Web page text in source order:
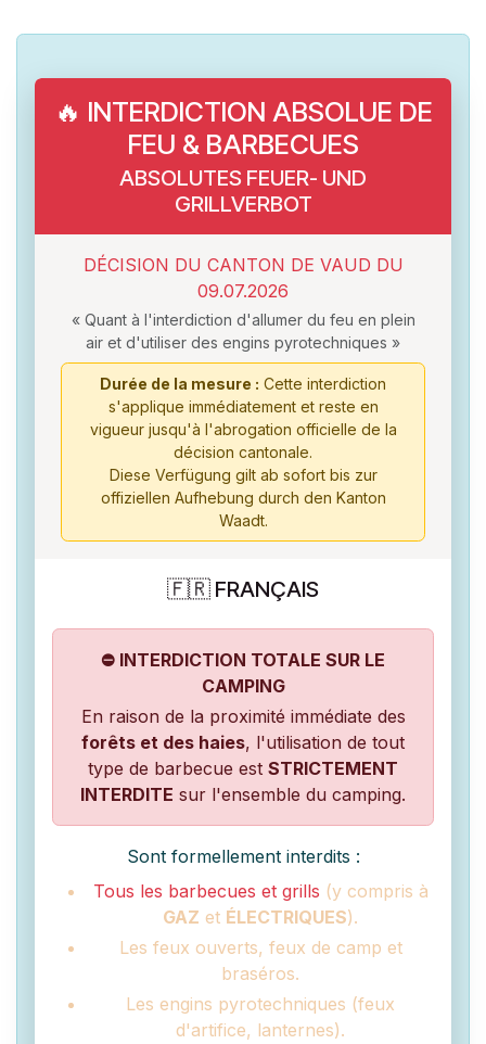
🔥 INTERDICTION ABSOLUE DE
FEU & BARBECUES
ABSOLUTES FEUER- UND
GRILLVERBOT
DÉCISION DU CANTON DE VAUD DU
09.07.2026
« Quant à l'interdiction d'allumer du feu en plein
air et d'utiliser des engins pyrotechniques »
Durée de la mesure : Cette interdiction
s'applique immédiatement et reste en
vigueur jusqu'à l'abrogation officielle de la
décision cantonale.
Diese Verfügung gilt ab sofort bis zur
offiziellen Aufhebung durch den Kanton
Waadt.
🇫🇷 FRANÇAIS
⛔ INTERDICTION TOTALE SUR LE
CAMPING
En raison de la proximité immédiate des
forêts et des haies, l'utilisation de tout
type de barbecue est STRICTEMENT
INTERDITE sur l'ensemble du camping.
Sont formellement interdits :
Tous les barbecues et grills (y compris à
GAZ et ÉLECTRIQUES).
Les feux ouverts, feux de camp et
braséros.
Les engins pyrotechniques (feux
d'artifice, lanternes).